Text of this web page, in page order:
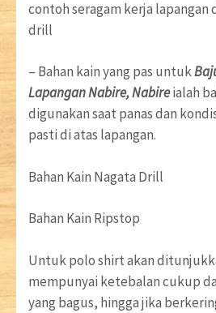
contoh seragam kerja lapangan
drill
– Bahan kain yang pas untuk
Lapangan Nabire, Nabireialah
digunakan saat panas dan
pasti di atas lapangan.
Bahan Kain Nagata Drill
Bahan Kain Ripstop
Untuk polo shirt akan
mempunyai ketebalan cukup
yang bagus, hingga jika